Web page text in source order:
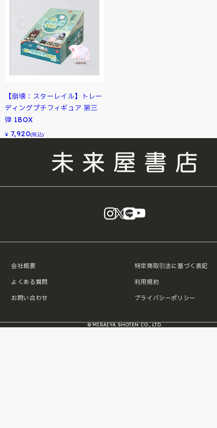
【崩壊：スターレイル】トレー
ディングプチフィギュア 第三
弾 1BOX
¥ 7,920(税込)
instagram
X LINE
会社概要
よくある質問
お問い合わせ
特定商取引法に基づく表記
利用規約
プライバシーポリシー
© MIRAIYA SHOTEN CO., LTD.